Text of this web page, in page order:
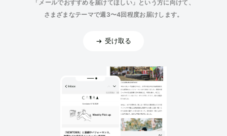
「メールでおすすめを届けてほしい」という方に向けて、
さまざまなテーマで週3〜4回程度お届けします。
受け取る